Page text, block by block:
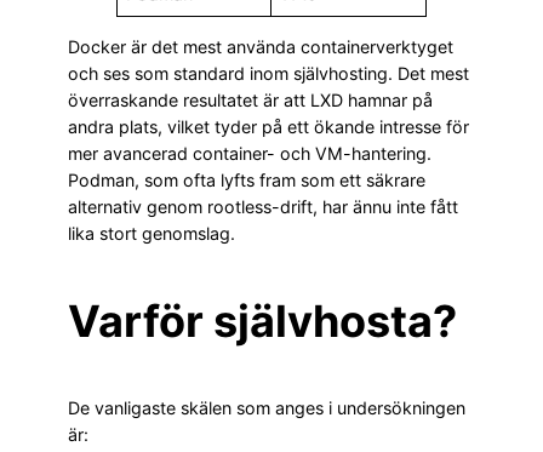
Docker är det mest använda containerverktyget
och ses som standard inom självhosting. Det mest
överraskande resultatet är att LXD hamnar på
andra plats, vilket tyder på ett ökande intresse för
mer avancerad container- och VM-hantering.
Podman, som ofta lyfts fram som ett säkrare
alternativ genom rootless-drift, har ännu inte fått
lika stort genomslag.
Varför självhosta?
De vanligaste skälen som anges i undersökningen
är: